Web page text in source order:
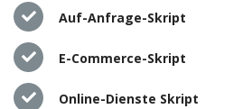
Auf-Anfrage-Skript
E-Commerce-Skript
Online-Dienste Skript